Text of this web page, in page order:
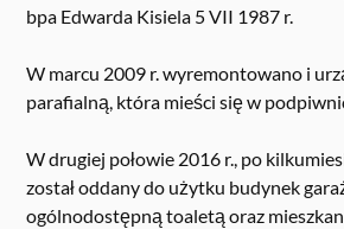
bpa Edwarda Kisiela 5 VII 1987 r.
W marcu 2009 r. wyremontowano i
parafialną, która mieści się w
W drugiej połowie 2016 r., po
został oddany do użytku budynek
ogólnodostępną toaletą oraz